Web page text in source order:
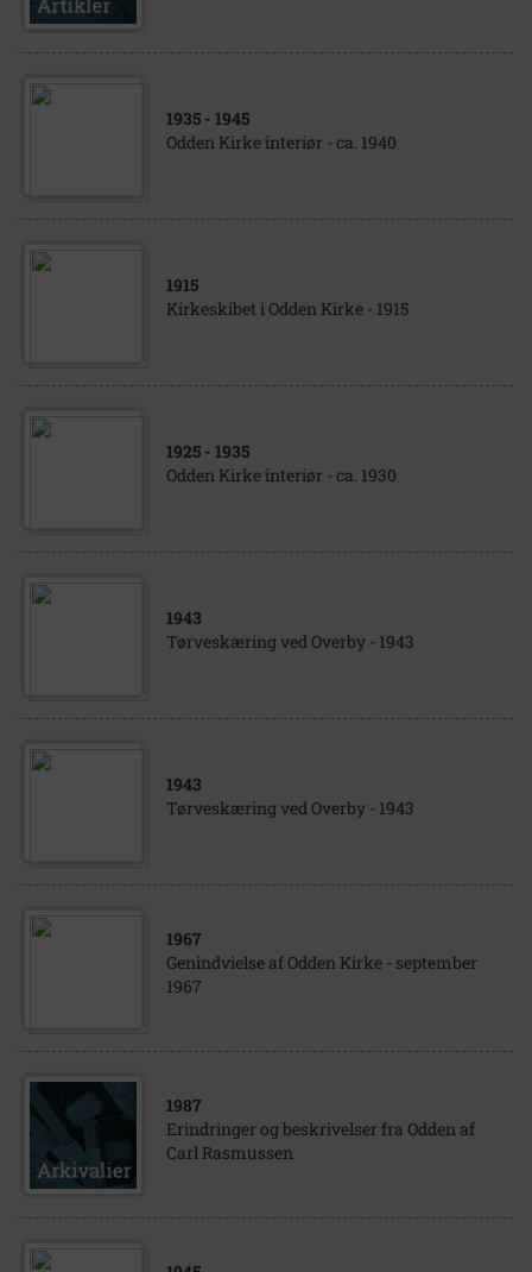
1935 - 1945
Odden Kirke interiør - ca. 1940
1915
Kirkeskibet i Odden Kirke - 1915
1925 - 1935
Odden Kirke interiør - ca. 1930
1943
Tørveskæring ved Overby - 1943
1943
Tørveskæring ved Overby - 1943
1967
Genindvielse af Odden Kirke - september
1967
1987
Erindringer og beskrivelser fra Odden af
Carl Rasmussen